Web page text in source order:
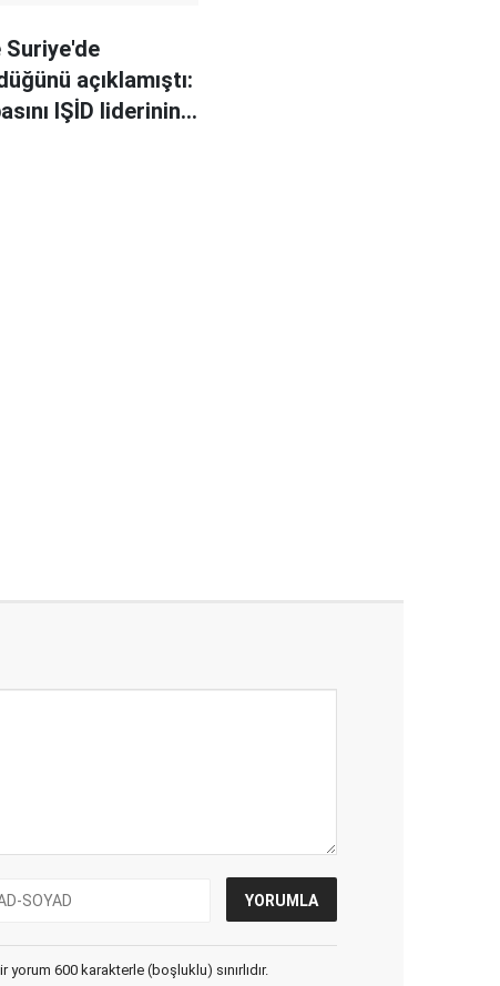
açıklamıştı:
IŞİD liderinin
600 karakterle (boşluklu) sınırlıdır.